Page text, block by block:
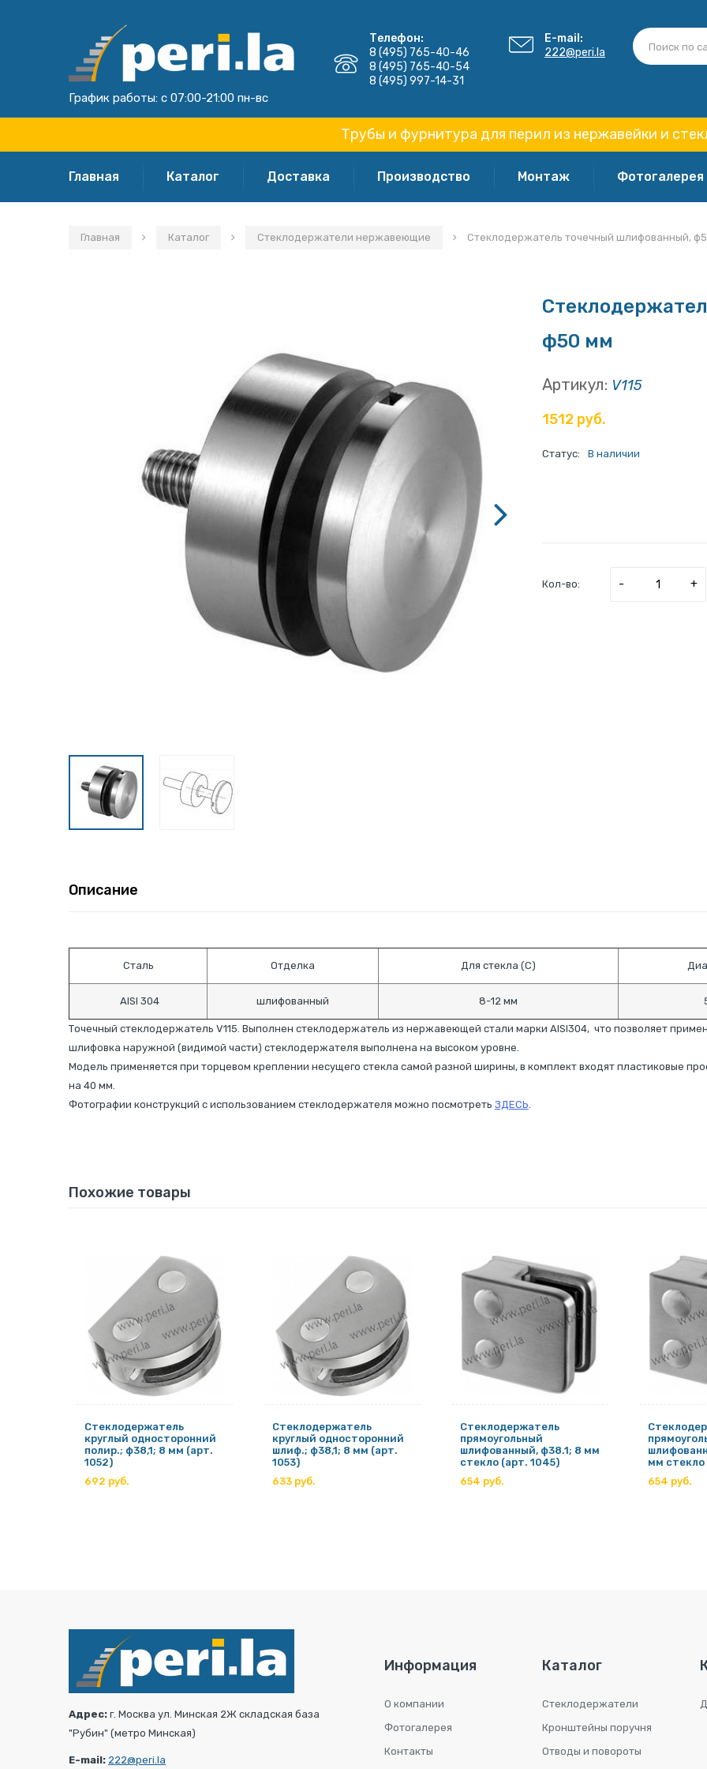
График работы: с 07:00-21:00 пн-вс
Телефон:
8 (495) 765-40-46
8 (495) 765-40-54
8 (495) 997-14-31
E-mail:
222@peri.la
Трубы и фурнитура для перил из нержавейки и
Главная Каталог Доставка Производство Монтаж Фотогалерея
Главная Каталог Стеклодержатели нержавеющие Стеклодержатель точечный шлифованный,
ф50 мм
Артикул: V115
1512 руб.
Статус: В наличии
Кол-во: - +
Описание
Сталь Отделка Для стекла (C)
AISI 304 шлифованный 8-12 мм
Точечный стеклодержатель V115. Выполнен стеклодержатель из нержавеющей стали марки AISI304, что позволяет
шлифовка наружной (видимой части) стеклодержателя выполнена на высоком уровне.
Модель применяется при торцевом креплении несущего стекла самой разной ширины, в комплект входят пластиковые
на 40 мм.
Фотографии конструкций с использованием стеклодержателя можно посмотреть ЗДЕСЬ.
Похожие товары
Стеклодержатель
круглый односторонний
полир.; ф38,1; 8 мм (арт.
1052)
692 руб.
Стеклодержатель
круглый односторонний
шлиф.; ф38,1; 8 мм (арт.
1053)
633 руб.
Стеклодержатель
прямоугольный
шлифованный, ф38.1; 8 мм
стекло (арт. 1045)
654 руб.
мм стекло
654 руб.
Адрес: г. Москва ул. Минская 2Ж складская база
"Рубин" (метро Минская)
E-mail: 222@peri.la
Информация
О компании
Фотогалерея
Контакты
Каталог
Стеклодержатели
Кронштейны поручня
Отводы и повороты